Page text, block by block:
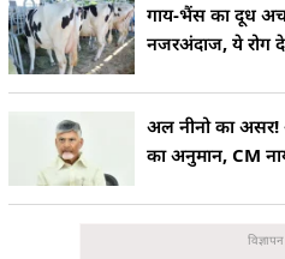
गाय-भैंस का दूध
नजरअंदाज, ये रोग
अल नीनो का असर!
का अनुमान, CM